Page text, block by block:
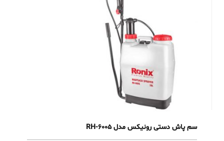
سم پاش دستی رونیکس مدل RH-6005